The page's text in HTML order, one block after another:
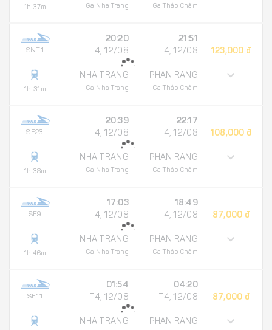
1h 37m Ga Nha Trang Ga Tháp Chàm
SNT1
1h 31m
20:20
T4, 12/08
NHA TRANG
Ga Nha Trang
21:51
T4, 12/08
PHAN RANG
Ga Tháp Chàm
123,000 đ
SE23
1h 38m
20:39
T4, 12/08
NHA TRANG
Ga Nha Trang
22:17
T4, 12/08
PHAN RANG
Ga Tháp Chàm
108,000 đ
SE9
1h 46m
17:03
T4, 12/08
NHA TRANG
Ga Nha Trang
18:49
T4, 12/08
PHAN RANG
Ga Tháp Chàm
87,000 đ
SE11
01:54
T4, 12/08
NHA TRANG
04:20
T4, 12/08
PHAN RANG
87,000 đ